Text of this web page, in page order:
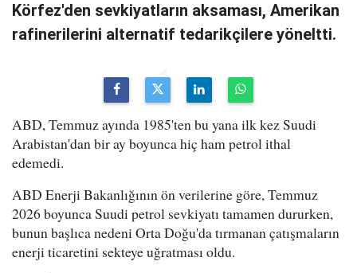
Körfez'den sevkiyatların aksaması, Amerikan
rafinerilerini alternatif tedarikçilere yöneltti.
ABD, Temmuz ayında 1985'ten bu yana ilk kez Suudi
Arabistan'dan bir ay boyunca hiç ham petrol ithal
edemedi.
ABD Enerji Bakanlığının ön verilerine göre, Temmuz
2026 boyunca Suudi petrol sevkiyatı tamamen dururken,
bunun başlıca nedeni Orta Doğu'da tırmanan çatışmaların
enerji ticaretini sekteye uğratması oldu.